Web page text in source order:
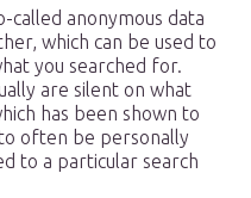
called anonymous data
which can be used to
you searched for.
are silent on what
has been shown to
often be personally
to a particular search